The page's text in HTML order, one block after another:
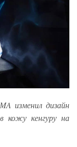
изменил дизайн
кожу кенгуру на